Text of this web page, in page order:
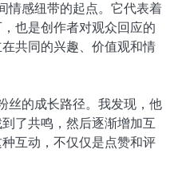
情感纽带的起点。它代表着
也是创作者对观众回应的
共同的兴趣、价值观和情
丝的成长路径。我发现，他
了共鸣，然后逐渐增加互
互动，不仅仅是点赞和评